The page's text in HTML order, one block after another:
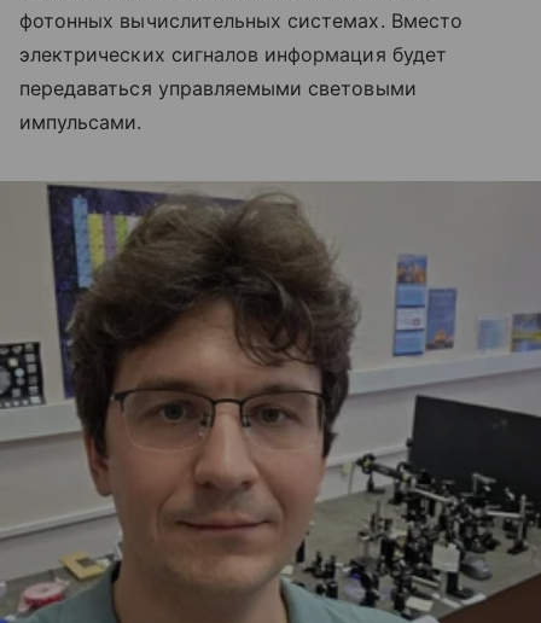
фотонных вычислительных системах. Вместо
электрических сигналов информация будет
передаваться управляемыми световыми
импульсами.